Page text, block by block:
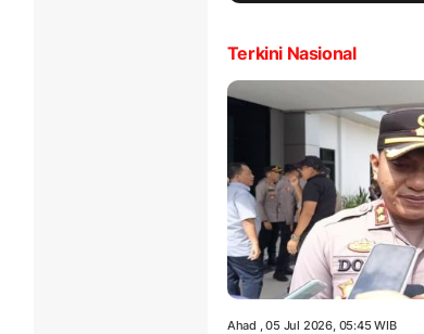
Terkini Nasional
Ahad , 05 Jul 2026, 05:45 WIB